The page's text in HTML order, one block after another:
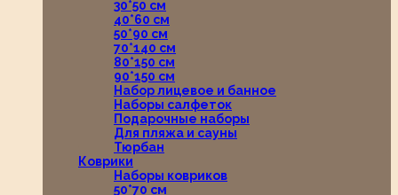
30*50 см
40*60 см
50*90 см
70*140 см
80*150 см
90*150 см
Набор лицевое и банное
Наборы салфеток
Подарочные наборы
Для пляжа и сауны
Тюрбан
Коврики
Наборы ковриков
50*70 см